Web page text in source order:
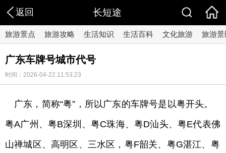
返回 长短途
旅游景点 旅游攻略 生活知识 生活百科 文化旅游 旅游景
广东车牌号城市代号
时间：2026-04-22 11:53:23
广东，简称“粤”，所以广东的车牌号是以粤开头。
粤A广州、粤B深圳、粤C珠海、粤D汕头、粤E代表佛
山禅城区、高明区、三水区，粤F韶关、粤G湛江、粤